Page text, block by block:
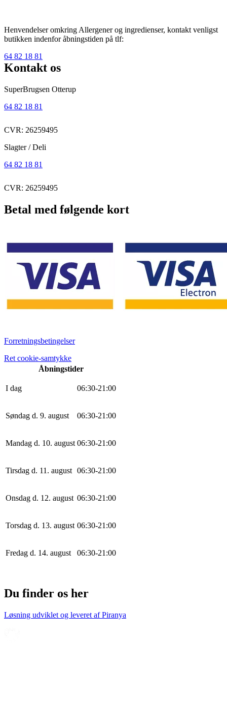
Henvendelser omkring Allergener og ingredienser, kontakt venligst
butikken indenfor åbningstiden på tlf:
64 82 18 81
Kontakt os
SuperBrugsen Otterup
64 82 18 81
CVR: 26259495
Slagter / Deli
64 82 18 81
CVR: 26259495
Betal med følgende kort
Forretningsbetingelser
Ret cookie-samtykke
Åbningstider
I dag 06:30-21 :00
Søndag d. 9. august 06:30-21 :00
Mandag d. 10. august 06:30-21 :00
Tirsdag d. 11. august 06:30-21 :00
Onsdag d. 12. august 06:30-21 :00
Torsdag d. 13. august 06:30-21 :00
Fredag d. 14. august 06:30-21 :00
Du finder os her
Løsning udviklet og leveret afPiranya